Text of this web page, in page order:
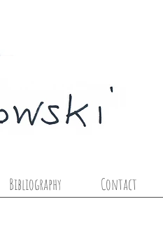
Bibliography Contact